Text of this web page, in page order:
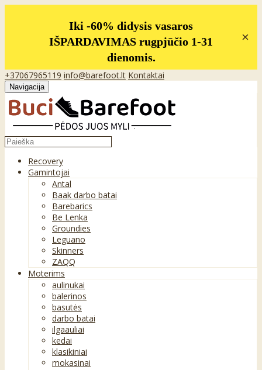
Iki -60% didysis vasaros
IŠPARDAVIMAS rugpjūčio 1-31
dienomis.
×
+37067965119 info@barefoot.lt Kontaktai
Navigacija
Recovery
Gamintojai
Antal
Baak darbo batai
Barebarics
Be Lenka
Groundies
Leguano
Skinners
ZAQQ
Moterims
aulinukai
balerinos
basutės
darbo batai
ilgaauliai
kedai
klasikiniai
mokasinai